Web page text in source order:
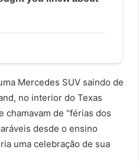
Mercedes SUV saindo de
no interior do Texas
chamavam de “férias dos
desde o ensino
uma celebração de sua